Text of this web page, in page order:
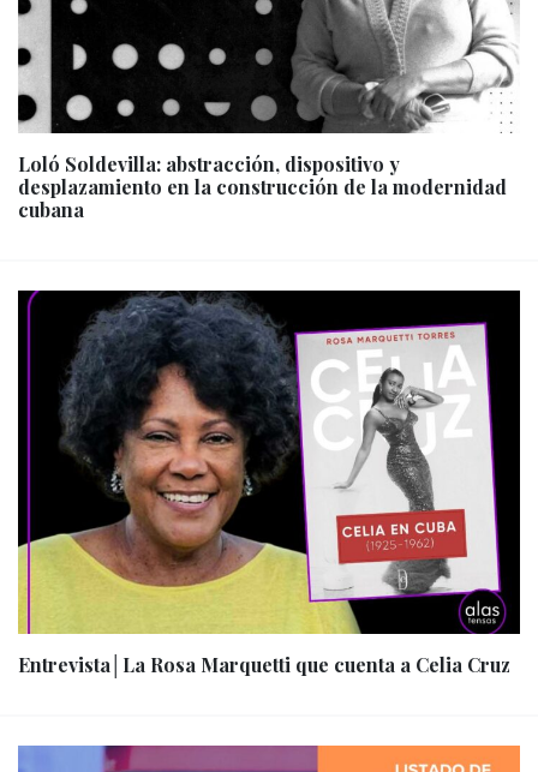
Loló Soldevilla: abstracción, dispositivo y
desplazamiento en la construcción de la modernidad
cubana
Entrevista│La Rosa Marquetti que cuenta a Celia Cruz